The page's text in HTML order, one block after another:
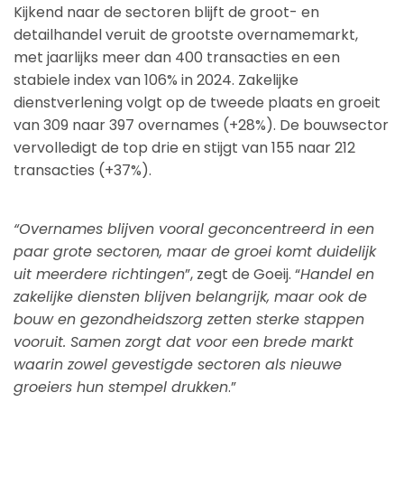
Kijkend naar de sectoren blijft de groot- en
detailhandel veruit de grootste overnamemarkt,
met jaarlijks meer dan 400 transacties en een
stabiele index van 106% in 2024. Zakelijke
dienstverlening volgt op de tweede plaats en groeit
van 309 naar 397 overnames (+28%). De bouwsector
vervolledigt de top drie en stijgt van 155 naar 212
transacties (+37%).
“Overnames blijven vooral geconcentreerd in een
paar grote sectoren, maar de groei komt duidelijk
uit meerdere richtingen”, zegt de Goeij. “Handel en
zakelijke diensten blijven belangrijk, maar ook de
bouw en gezondheidszorg zetten sterke stappen
vooruit. Samen zorgt dat voor een brede markt
waarin zowel gevestigde sectoren als nieuwe
groeiers hun stempel drukken.”